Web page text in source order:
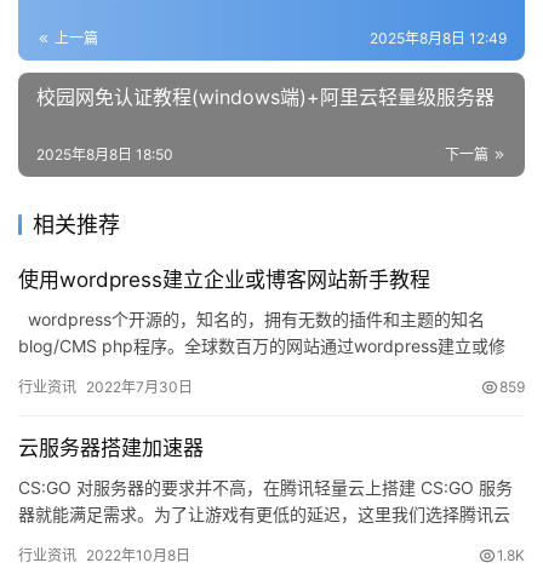
上一篇 2025年8月8日 12:49
校园网免认证教程(windows端)+阿里云轻量级服务器
下一篇
2025年8月8日 18:50
相关推荐
使用wordpress建立企业或博客网站新手教程
wordpress个开源的，知名的，拥有无数的插件和主题的知名
blog/CMS php程序。全球数百万的网站通过wordpress建立或修
行业资讯 2022年7月30日 859
云服务器搭建加速器
CS:GO 对服务器的要求并不高，在腾讯轻量云上搭建 CS:GO 服务
器就能满足需求。为了让游戏有更低的延迟，这里我们选择腾讯云
行业资讯 2022年10月8日 1.8K